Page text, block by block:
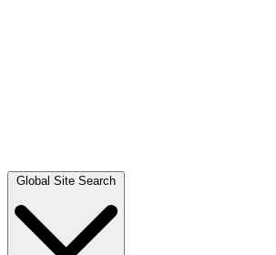
Global Site Search